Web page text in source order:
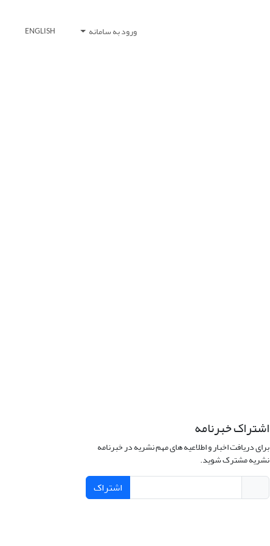
ورود به سامانه ENGLISH
اشتراک خبرنامه
برای دریافت اخبار و اطلاعیه های مهم نشریه در خبرنامه
نشریه مشترک شوید.
اشتراک